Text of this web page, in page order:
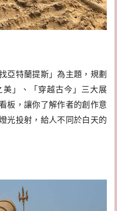
亞特蘭提斯」為主題，規劃
」、「穿越古今」三大展
板，讓你了解作者的創作意
光投射，給人不同於白天的